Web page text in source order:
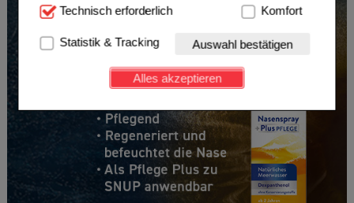
Technisch Notwendig:Hierbei handelt es sich um
Website notwendig sind (z.B. Navigation, Warenkorb,
Kundenkonto), weshalb auf diese nicht verzichtet
werden kann.
Einkaufserlebnis noch ansprechender zu gestalten,
beispielsweise für die Wiedererkennung des
Besuchers oder unsere Seite an bevorzugte
Verhaltensweisen (z.B. Spracheinstellung)
anzupassen. Komfort-Cookies ermöglichen es uns
auch auf Ihre Bedürfnisse zugeschrittene Inhalte
anzuzeigen und unser Partnerprogramm zu
Technisch erforderlich Komfort
Statistik & Tracking Auswahl bestätigen
Alles akzeptieren